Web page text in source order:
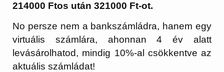
214000 Ftos után 321000 Ft-ot.
No persze nem a bankszámládra, hanem egy
virtuális számlára, ahonnan 4 év alatt
levásárolhatod, mindig 10%-al csökkentve az
aktuális számládat!